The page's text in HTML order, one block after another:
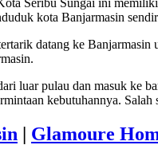
kota Banjarmasin
datang ke
luar pulau dan masuk ke
kebutuhannya. Salah
| Glamoure